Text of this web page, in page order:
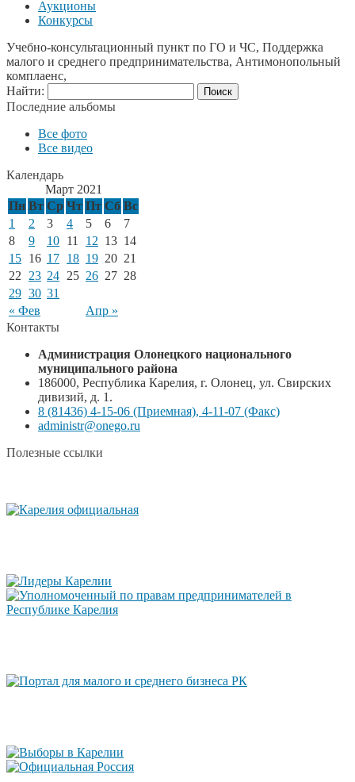
Аукционы
Конкурсы
Учебно-консультационный пункт по ГО и ЧС, Поддержка
малого и среднего предпринимательства, Антимонопольный
комплаенс,
Найти:
Последние альбомы
Все фото
Все видео
Календарь
Март 2021
Пн Вт Ср Чт Пт Сб Вс
« Фев Апр »
1 2 3 4 5 6
7
8
9 10 11 12 13 14
15 16 17 18 19 20 21
22
23 24 25 26 27 28
29 30 31
Контакты
Администрация Олонецкого национального
муниципального района
186000, Республика Карелия, г. Олонец, ул. Свирских
дивизий, д. 1.
8 (81436) 4-15-06 (Приемная), 4-11-07 (Факс)
administr@onego.ru
Полезные ссылки